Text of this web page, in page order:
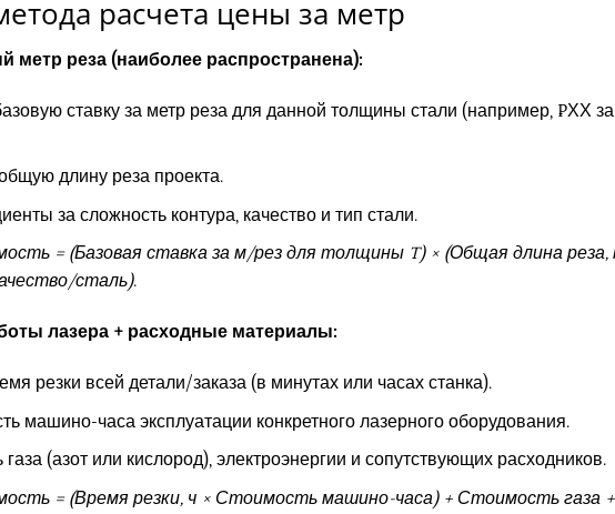
расчета цены за метр
метр реза (наиболее распространена):
ставку за метр реза для данной толщины стали (например, ₽ХХ
длину реза проекта.
за сложность контура, качество и тип стали.
= (Базовая ставка за м/рез для толщины T) × (Общая длина реза,
сталь).
лазера + расходные материалы:
резки всей детали/заказа (в минутах или часах станка).
машино-часа эксплуатации конкретного лазерного оборудования.
(азот или кислород), электроэнергии и сопутствующих расходников.
= (Время резки, ч × Стоимость машино-часа) + Стоимость газа +